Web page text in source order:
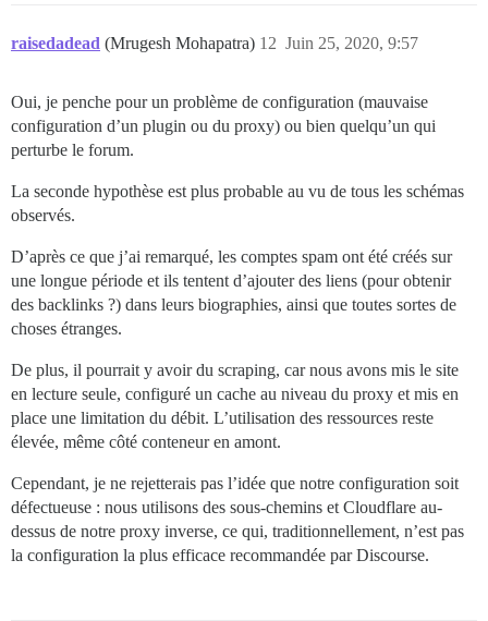
raisedadead (Mrugesh Mohapatra) Juin 25, 2020, 9:57
12
Oui, je penche pour un problème de configuration (mauvaise
configuration d’un plugin ou du proxy) ou bien quelqu’un qui
perturbe le forum.
La seconde hypothèse est plus probable au vu de tous les schémas
observés.
D’après ce que j’ai remarqué, les comptes spam ont été créés sur
une longue période et ils tentent d’ajouter des liens (pour obtenir
des backlinks ?) dans leurs biographies, ainsi que toutes sortes de
choses étranges.
De plus, il pourrait y avoir du scraping, car nous avons mis le site
en lecture seule, configuré un cache au niveau du proxy et mis en
place une limitation du débit. L’utilisation des ressources reste
élevée, même côté conteneur en amont.
Cependant, je ne rejetterais pas l’idée que notre configuration soit
défectueuse : nous utilisons des sous-chemins et Cloudflare au-
dessus de notre proxy inverse, ce qui, traditionnellement, n’est pas
la configuration la plus efficace recommandée par Discourse.